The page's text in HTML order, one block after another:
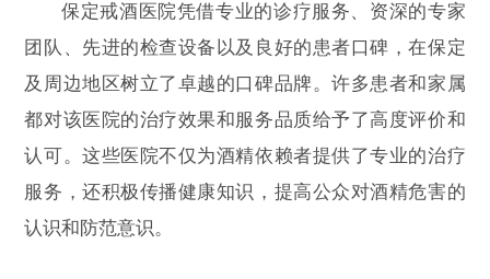
保定戒酒医院凭借专业的诊疗服务、资深的专家
团队、先进的检查设备以及良好的患者口碑，在保定
及周边地区树立了卓越的口碑品牌。许多患者和家属
都对该医院的治疗效果和服务品质给予了高度评价和
认可。这些医院不仅为酒精依赖者提供了专业的治疗
服务，还积极传播健康知识，提高公众对酒精危害的
认识和防范意识。